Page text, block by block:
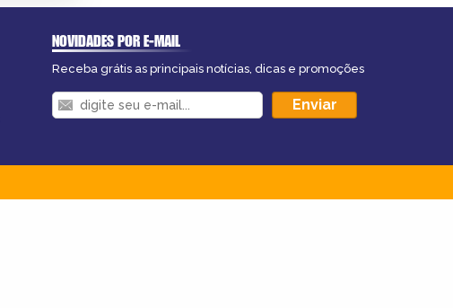
NOVIDADES POR E-MAIL
Receba grátis as principais notícias, dicas e promoções